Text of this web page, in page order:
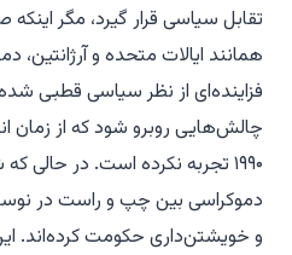
تقابل سیاسی قرار گیرد، مگر
همانند ایالات متحده و آرژانتین،
فزاینده‌ای از نظر سیاسی قطبی
چالش‌هایی روبرو شود که از زمان
۱۹۹۰ تجربه نکرده است. در حالی
دموکراسی بین چپ و راست در
و خویشتن‌داری حکومت کرده‌اند.